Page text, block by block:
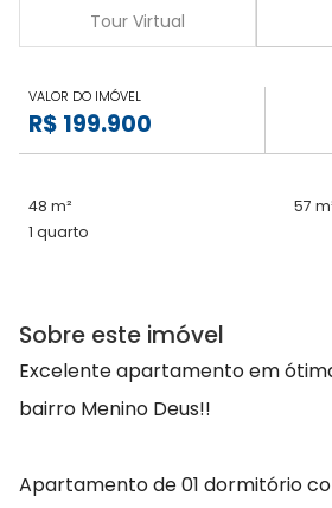
Tour Virtual
VALOR DO IMÓVEL
R$ 199.900
48 m²
57
1 quarto
Sobre este imóvel
Excelente apartamento em
bairro Menino Deus!!
Apartamento de 01 dormitório